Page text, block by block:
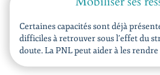
Certaines capacités sont déjà
difficiles à retrouver sous l’effet du
doute. La PNL peut aider à les rendre